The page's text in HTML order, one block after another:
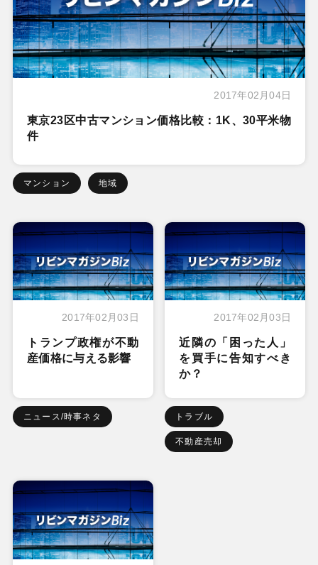
2017年02月04日
東京23区中古マンション価格比較：1K、30平米物
件
マンション 地域
2017年02月03日
トランプ政権が不動
産価格に与える影響
ニュース/時事ネタ
2017年02月03日
近隣の「困った人」
を買手に告知すべき
か？
トラブル
不動産売却